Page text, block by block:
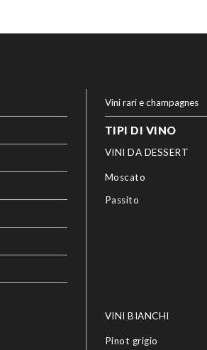
Vini rari e champagnes
TIPI DI VINO
VINI DA DESSERT
Moscato
Passito
VINI BIANCHI
Pinot grigio